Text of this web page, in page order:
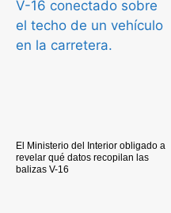
El Ministerio del Interior obligado a
revelar qué datos recopilan las
balizas V-16